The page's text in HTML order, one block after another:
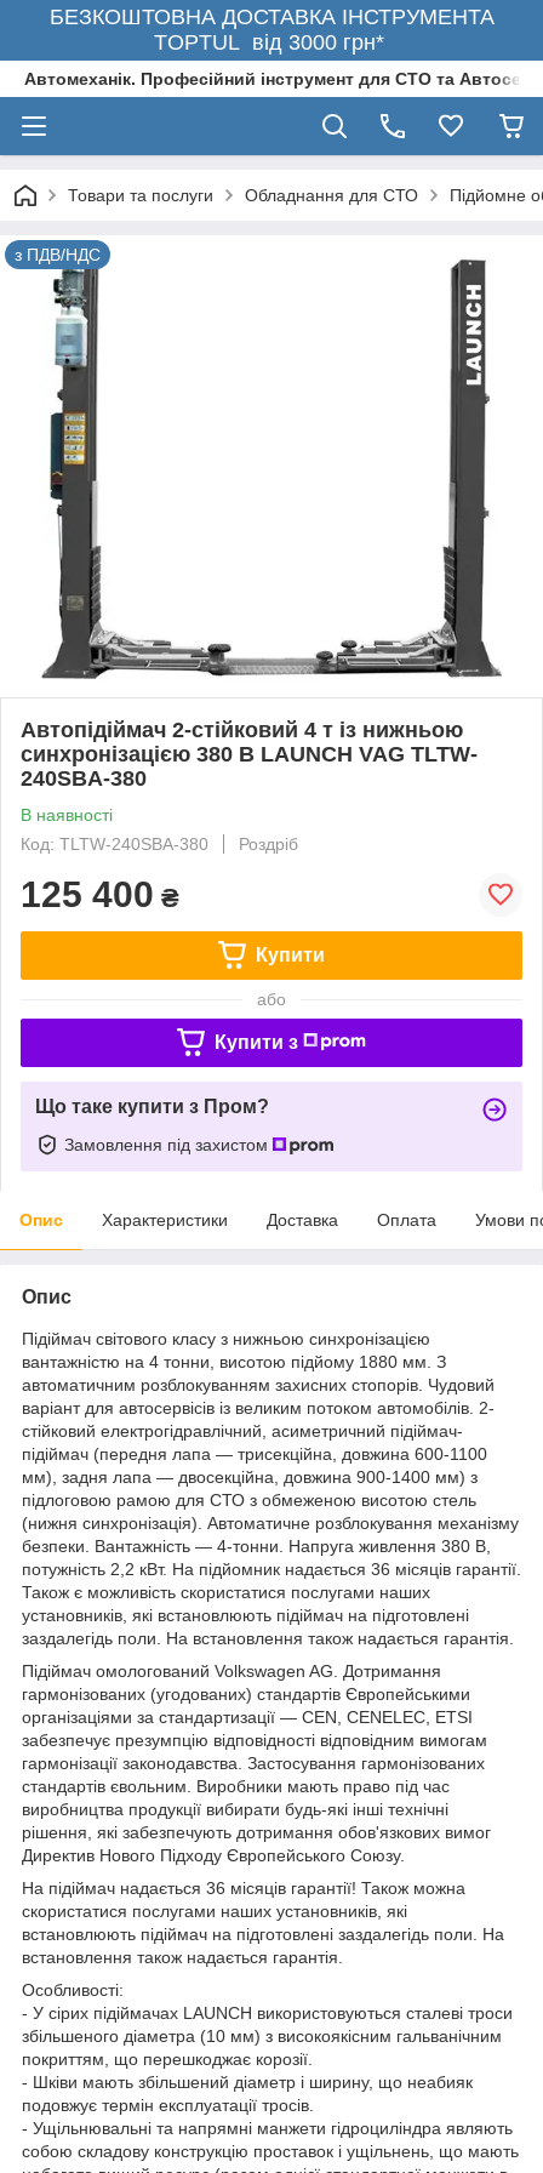
БЕЗКОШТОВНА ДОСТАВКА ІНСТРУМЕНТА
TOPTUL від 3000 грн*
Автомеханік. Професійний інструмент для СТО та
Товари та послуги Обладнання для СТО Підйомне
з ПДВ/НДС
Автопідіймач 2-стійковий 4 т із нижньою
синхронізацією 380 В LAUNCH VAG TLTW-
240SBA-380
В наявності
Код: TLTW-240SBA-380
Роздріб
125 400 ₴
Купити
або
Купити з
Що таке купити з Пром?
Замовлення під захистом
Опис Характеристики Доставка Оплата Умови
Опис
Підіймач світового класу з нижньою синхронізацією
вантажністю на 4 тонни, висотою підйому 1880 мм. З
автоматичним розблокуванням захисних стопорів. Чудовий
варіант для автосервісів із великим потоком автомобілів. 2-
стійковий електрогідравлічний, асиметричний підіймач-
підіймач (передня лапа — трисекційна, довжина 600-1100
мм), задня лапа — двосекційна, довжина 900-1400 мм) з
підлоговою рамою для СТО з обмеженою висотою стель
(нижня синхронізація). Автоматичне розблокування механізму
безпеки. Вантажність — 4-тонни. Напруга живлення 380 В,
потужність 2,2 кВт. На підйомник надається 36 місяців гарантії.
Також є можливість скористатися послугами наших
установників, які встановлюють підіймач на підготовлені
заздалегідь поли. На встановлення також надається гарантія.
Підіймач омологований Volkswagen AG. Дотримання
гармонізованих (угодованих) стандартів Європейськими
організаціями за стандартизації — CEN, CENELEC, ETSI
забезпечує презумпцію відповідності відповідним вимогам
гармонізації законодавства. Застосування гармонізованих
стандартів євольним. Виробники мають право під час
виробництва продукції вибирати будь-які інші технічні
рішення, які забезпечують дотримання обов'язкових вимог
Директив Нового Підходу Європейського Союзу.
На підіймач надається 36 місяців гарантії! Також можна
скористатися послугами наших установників, які
встановлюють підіймач на підготовлені заздалегідь поли. На
встановлення також надається гарантія.
Особливості:
- У сірих підіймачах LAUNCH використовуються сталеві троси
збільшеного діаметра (10 мм) з високоякісним гальванічним
покриттям, що перешкоджає корозії.
- Шківи мають збільшений діаметр і ширину, що неабияк
подовжує термін експлуатації тросів.
- Ущільнювальні та напрямні манжети гідроциліндра являють
собою складову конструкцію проставок і ущільнень, що мають